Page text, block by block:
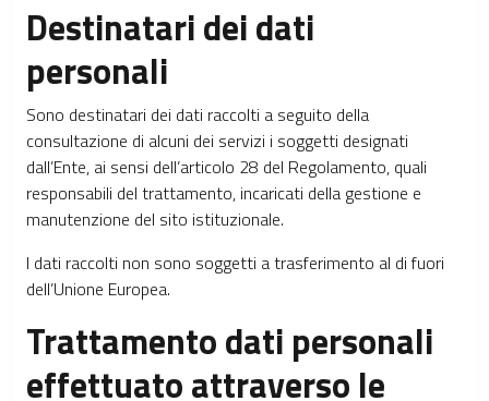
Destinatari dei dati
personali
Sono destinatari dei dati raccolti a seguito della
consultazione di alcuni dei servizi i soggetti designati
dall’Ente, ai sensi dell’articolo 28 del Regolamento, quali
responsabili del trattamento, incaricati della gestione e
manutenzione del sito istituzionale.
I dati raccolti non sono soggetti a trasferimento al di fuori
dell’Unione Europea.
Trattamento dati personali
effettuato attraverso le